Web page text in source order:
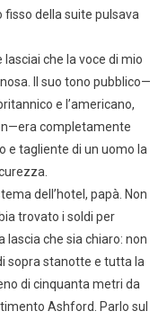
fisso della suite pulsava
che la voce di mio
Il suo tono pubblico—
e l’americano,
completamente
e tagliente di un uomo la
dell’hotel, papà. Non
trovato i soldi per
che sia chiaro: non
sopra stanotte e tutta la
di cinquanta metri da
Ashford. Parlo sul